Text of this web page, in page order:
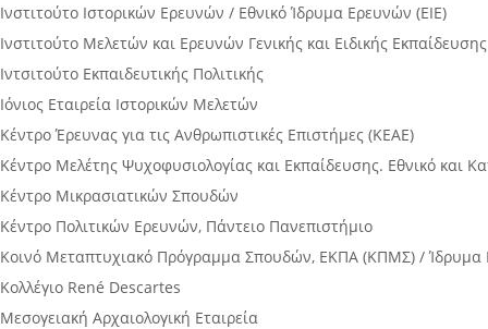
Ινστιτούτο Ιστορικών Ερευνών / Εθνικό Ίδρυμα Ερευνών (ΕΙΕ)
Ινστιτούτο Μελετών και Ερευνών Γενικής και Ειδικής
Ιντσιτούτο Εκπαιδευτικής Πολιτικής
Ιόνιος Εταιρεία Ιστορικών Μελετών
Κέντρο Έρευνας για τις Ανθρωπιστικές Επιστήμες (ΚΕΑΕ)
Κέντρο Μελέτης Ψυχοφυσιολογίας και Εκπαίδευσης. Εθνικό και
Κέντρο Μικρασιατικών Σπουδών
Κέντρο Πολιτικών Ερευνών, Πάντειο Πανεπιστήμιο
Κοινό Μεταπτυχιακό Πρόγραμμα Σπουδών, ΕΚΠΑ (ΚΠΜΣ) /
Κολλέγιο René Descartes
Μεσογειακή Αρχαιολογική Εταιρεία